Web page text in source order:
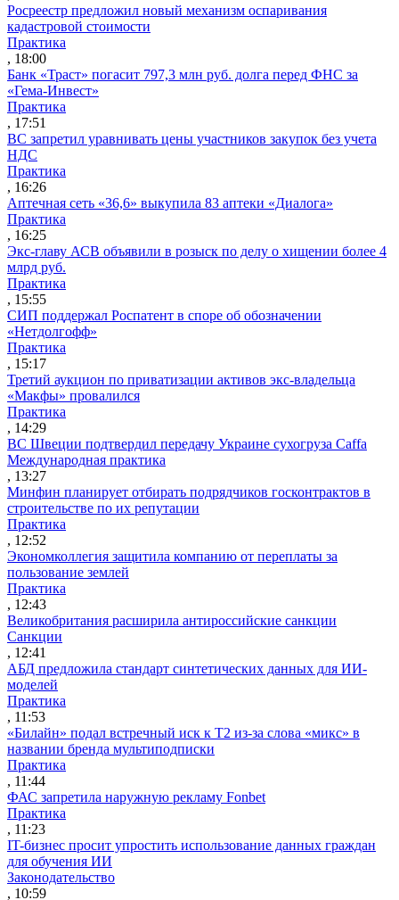
Росреестр предложил новый механизм оспаривания
кадастровой стоимости
Практика
, 18:00
Банк «Траст» погасит 797,3 млн руб. долга перед ФНС за
«Гема-Инвест»
Практика
, 17:51
ВС запретил уравнивать цены участников закупок без учета
НДС
Практика
, 16:26
Аптечная сеть «36,6» выкупила 83 аптеки «Диалога»
Практика
, 16:25
Экс-главу АСВ объявили в розыск по делу о хищении более 4
млрд руб.
Практика
, 15:55
СИП поддержал Роспатент в споре об обозначении
«Нетдолгофф»
Практика
, 15:17
Третий аукцион по приватизации активов экс-владельца
«Макфы» провалился
Практика
, 14:29
ВС Швеции подтвердил передачу Украине сухогруза Caffa
Международная практика
, 13:27
Минфин планирует отбирать подрядчиков госконтрактов в
строительстве по их репутации
Практика
, 12:52
Экономколлегия защитила компанию от переплаты за
пользование землей
Практика
, 12:43
Великобритания расширила антироссийские санкции
Санкции
, 12:41
АБД предложила стандарт синтетических данных для ИИ-
моделей
Практика
, 11:53
«Билайн» подал встречный иск к Т2 из-за слова «микс» в
названии бренда мультиподписки
Практика
, 11:44
ФАС запретила наружную рекламу Fonbet
Практика
, 11:23
IT-бизнес просит упростить использование данных граждан
для обучения ИИ
Законодательство
, 10:59